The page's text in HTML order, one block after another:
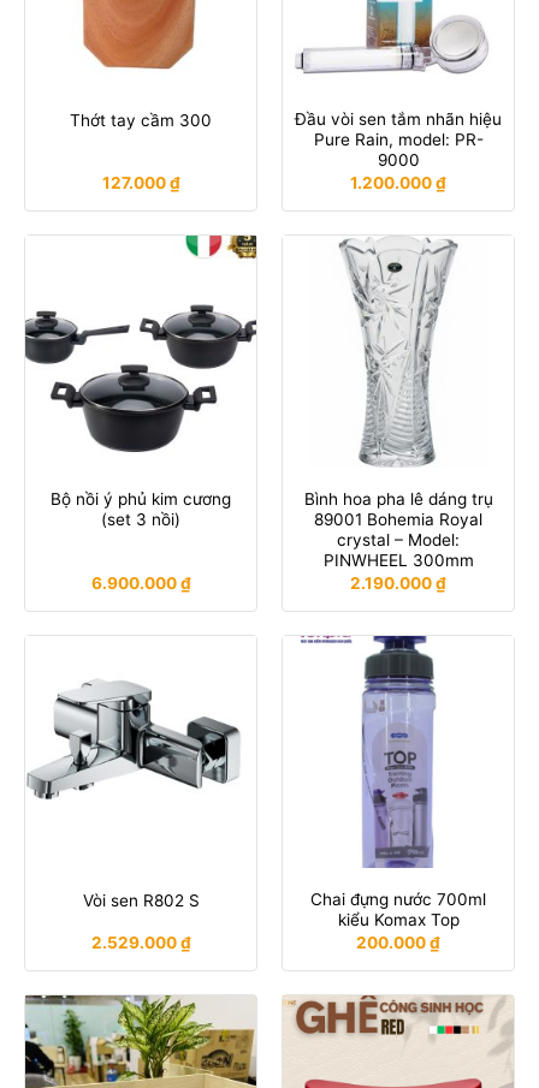
Thớt tay cầm 300
127.000₫
Đầu vòi sen tắm nhãn hiệu
Pure Rain, model: PR-
9000
1.200.000₫
Bộ nồi ý phủ kim cương
(set 3 nồi)
6.900.000₫
Bình hoa pha lê dáng trụ
89001 Bohemia Royal
crystal – Model:
PINWHEEL 300mm
2.190.000₫
Vòi sen R802 S
2.529.000₫
Chai đựng nước 700ml
kiểu Komax Top
200.000₫